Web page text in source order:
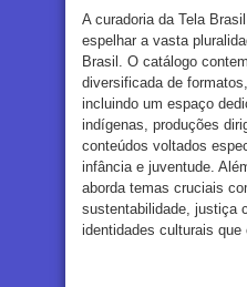
A curadoria da Tela
espelhar a vasta
Brasil. O catálogo
diversificada de
incluindo um espaço
indígenas, produções
conteúdos voltados
infância e juventude.
aborda temas cruciais
sustentabilidade, justiça
identidades culturais que